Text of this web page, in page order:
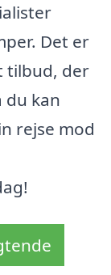
Det er
tilbud, der
du kan
rejse mod